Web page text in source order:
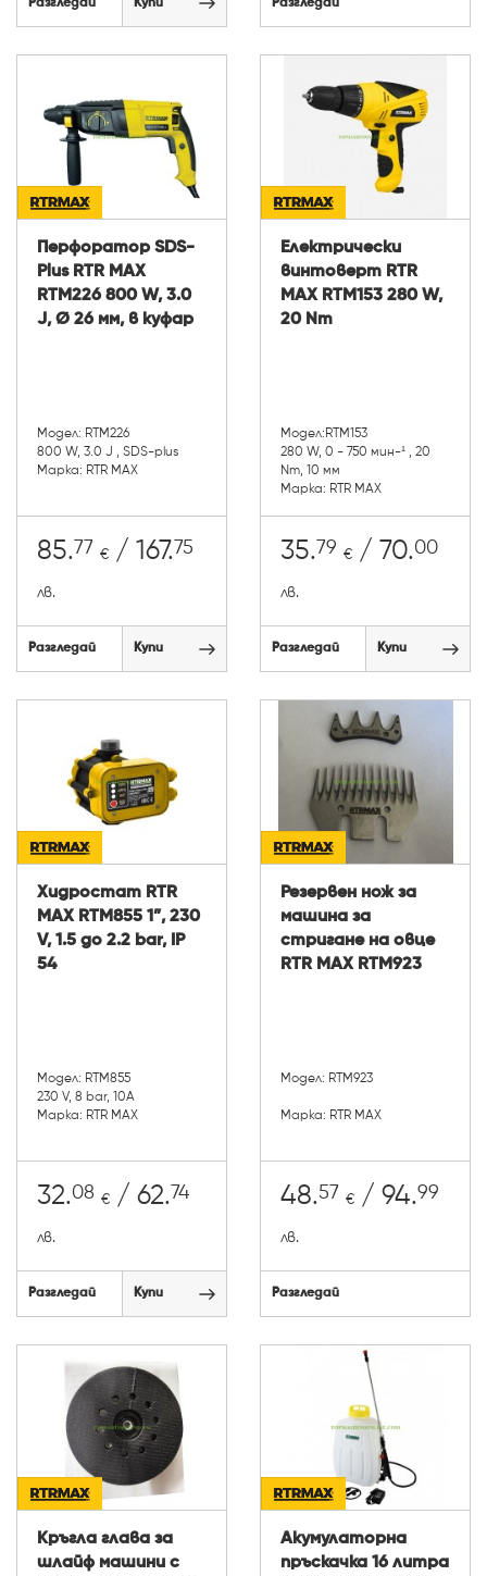
Разгледай Купи Разгледай
Перфоратор SDS-
Plus RTR MAX
RTM226 800 W, 3.0
J, Ø 26 мм, в куфар
Модел: RTM226
800 W, 3.0 J , SDS-plus
Марка: RTR MAX
85.77 € / 167.75
лв.
Разгледай Купи
Електрически
винтоверт RTR
MAX RTM153 280 W,
20 Nm
Модел:RTM153
280 W, 0 - 750 мин-¹ , 20
Nm, 10 мм
Марка: RTR MAX
35.79 € / 70.00
лв.
Разгледай Купи
Хидростат RTR
MAX RTM855 1”, 230
V, 1.5 до 2.2 bar, IP
54
Модел: RTM855
230 V, 8 bar, 10А
Марка: RTR MAX
32.08 € / 62.74
лв.
Разгледай Купи
Резервен нож за
машина за
стригане на овце
RTR MAX RTM923
Модел: RTM923
Марка: RTR MAX
48.57 € / 94.99
лв.
Разгледай
Кръгла глава за
шлайф машини с
Акумулаторна
пръскачка 16 литра